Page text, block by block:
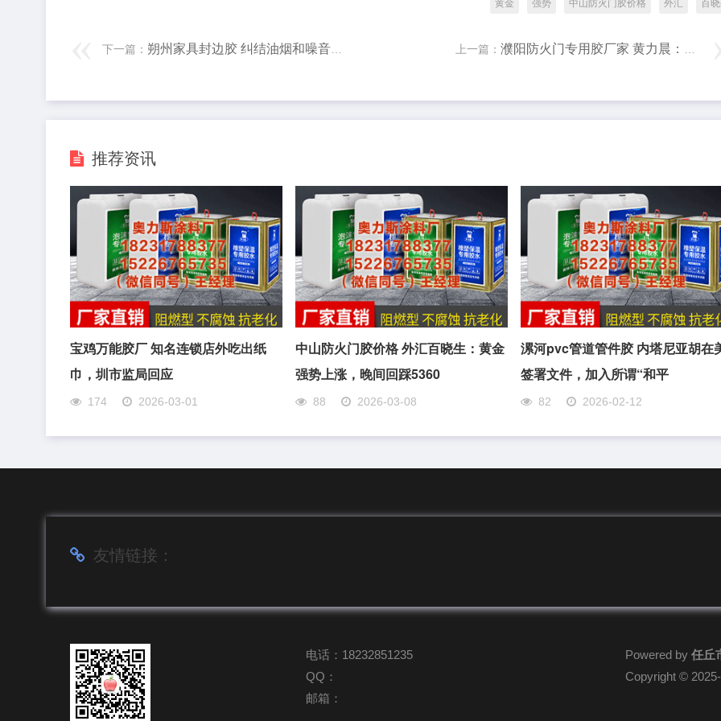
黄金 强势 中山防火门胶价格 外汇 百
下一篇： 朔州家具封边胶 纠结油烟和噪音? 适庭的, 其实是半开放厨房! 上一篇： 濮阳防火门专用胶厂家 黄力晨：中东紧张局势急剧升温 避险买盘支撑黄金上涨
推荐资讯
宝鸡万能胶厂 知名连锁店外吃出纸
巾，圳市监局回应
174 2026-03-01
中山防火门胶价格 外汇百晓生：黄金
强势上涨，晚间回踩5360
88 2026-03-08
漯河pvc管道管件胶 内塔尼亚胡在
签署文件，加入所谓“和平
82 2026-02-12
友情链接：
电话：18232851235
QQ：
邮箱：
Powered by任丘
Copyright©